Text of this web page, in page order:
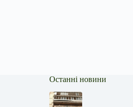
Останні новини